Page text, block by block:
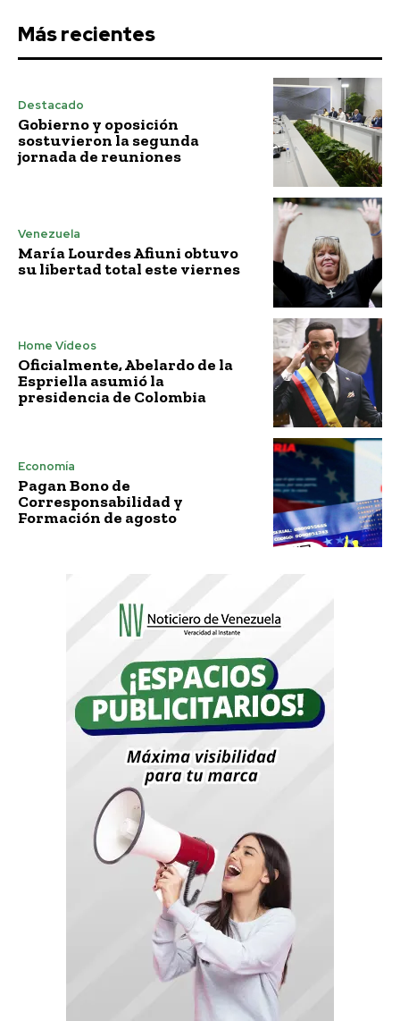
Más recientes
Destacado
Gobierno y oposición
sostuvieron la segunda
jornada de reuniones
Venezuela
María Lourdes Afiuni obtuvo
su libertad total este viernes
Home Vídeos
Oficialmente, Abelardo de la
Espriella asumió la
presidencia de Colombia
Economía
Pagan Bono de
Corresponsabilidad y
Formación de agosto